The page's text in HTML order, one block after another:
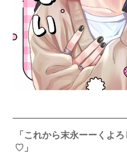
「これから末永ーーくよ
♡」